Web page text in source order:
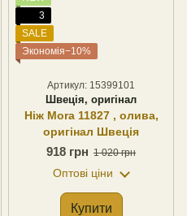
3
SALE
Экономія−10%
Артикул: 15399101
Швеція, оригінал
Ніж Mora 11827 , олива,
оригінал Швеція
918 грн 1 020 грн
Оптові ціни
Купити